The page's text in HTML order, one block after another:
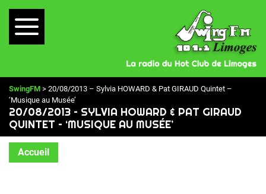
SwingFM > 20/08/2013 – Sylvia HOWARD & Pat GIRAUD Quintet –
‘Musique au Musée’
20/08/2013 – SYLVIA HOWARD & PAT GIRAUD
QUINTET – ‘MUSIQUE AU MUSÉE’
Accueil